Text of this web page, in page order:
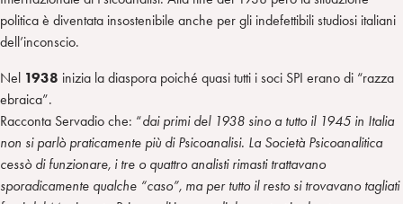
politica è diventata insostenibile anche per gli indefettibili studiosi italiani
dell’inconscio.
Nel 1938 inizia la diaspora poiché quasi tutti i soci SPI erano di “razza
ebraica”.
Racconta Servadio che: “dai primi del 1938 sino a tutto il 1945 in Italia
non si parlò praticamente più di Psicoanalisi. La Società Psicoanalitica
cessò di funzionare, i tre o quattro analisti rimasti trattavano
sporadicamente qualche “caso”, ma per tutto il resto si trovavano tagliati